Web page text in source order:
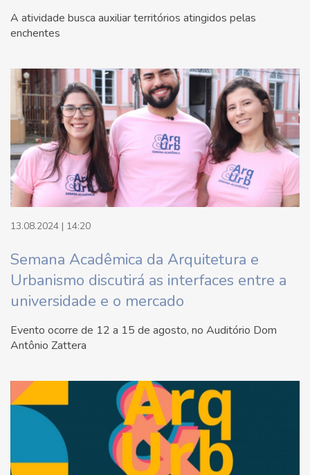
A atividade busca auxiliar territórios atingidos pelas
enchentes
13.08.2024 | 14:20
Semana Acadêmica da Arquitetura e
Urbanismo discutirá as interfaces entre a
universidade e o mercado
Evento ocorre de 12 a 15 de agosto, no Auditório Dom
Antônio Zattera